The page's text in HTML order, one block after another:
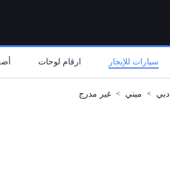
سيارات للإيجار ارقام لوحات
دبي ميني غير مدرج